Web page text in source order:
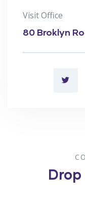
Visit Office
80 Broklyn